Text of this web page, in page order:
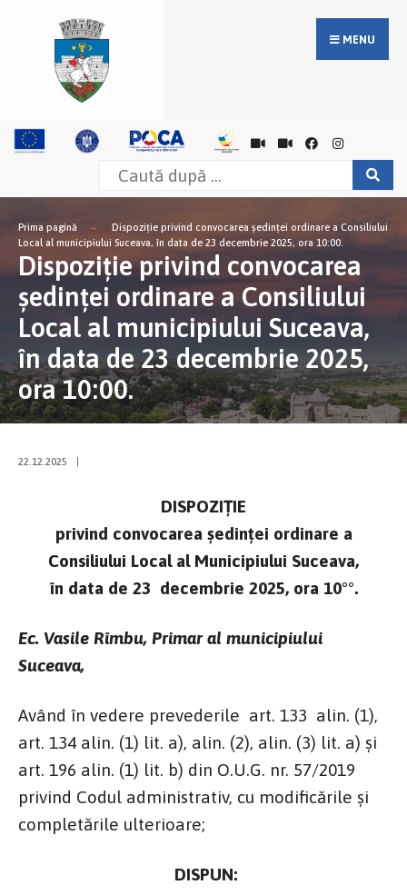
MENU
Prima pagină
Dispoziție privind convocarea şedinţei ordinare a Consiliului
Local al municipiului Suceava, în data de 23 decembrie 2025, ora 10:00.
Dispoziție privind convocarea
şedinţei ordinare a Consiliului
Local al municipiului Suceava,
în data de 23 decembrie 2025,
ora 10:00.
22.12.2025
DISPOZIŢIE
privind convocarea şedinţei ordinare a
Consiliului Local al Municipiului Suceava,
în data de 23 decembrie 2025, ora 10°°.
Ec. Vasile Rîmbu, Primar al municipiului
Suceava,
Având în vedere prevederile art. 133 alin. (1),
art. 134 alin. (1) lit. a), alin. (2), alin. (3) lit. a) şi
art. 196 alin. (1) lit. b) din O.U.G. nr. 57/2019
privind Codul administrativ, cu modificările și
completările ulterioare;
DISPUN: